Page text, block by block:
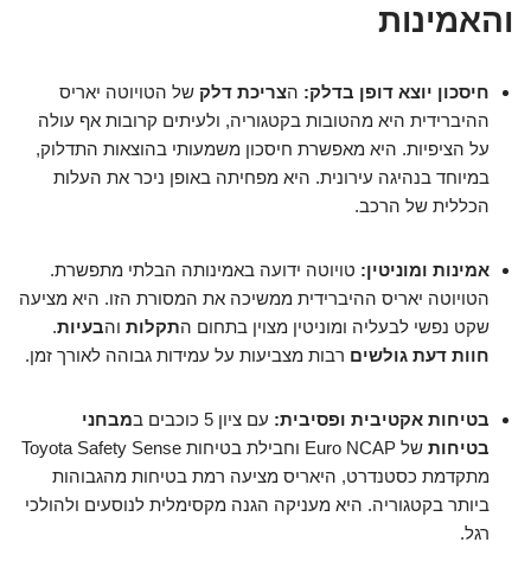
והאמינות
חיסכון יוצא דופן בדלק: הצריכת דלק של הטויוטה יאריס
ההיברידית היא מהטובות בקטגוריה, ולעיתים קרובות אף עולה
על הציפיות. היא מאפשרת חיסכון משמעותי בהוצאות התדלוק,
במיוחד בנהיגה עירונית. היא מפחיתה באופן ניכר את העלות
הכללית של הרכב.
אמינות ומוניטין: טויוטה ידועה באמינותה הבלתי מתפשרת.
הטויוטה יאריס ההיברידית ממשיכה את המסורת הזו. היא מציעה
שקט נפשי לבעליה ומוניטין מצוין בתחום התקלות והבעיות.
חוות דעת גולשים רבות מצביעות על עמידות גבוהה לאורך זמן.
בטיחות אקטיבית ופסיבית: עם ציון 5 כוכבים ב
מבחני
בטיחות
של Euro NCAP וחבילת בטיחות Toyota Safety Sense
מתקדמת כסטנדרט, היאריס מציעה רמת בטיחות מהגבוהות
ביותר בקטגוריה. היא מעניקה הגנה מקסימלית לנוסעים ולהולכי
רגל.